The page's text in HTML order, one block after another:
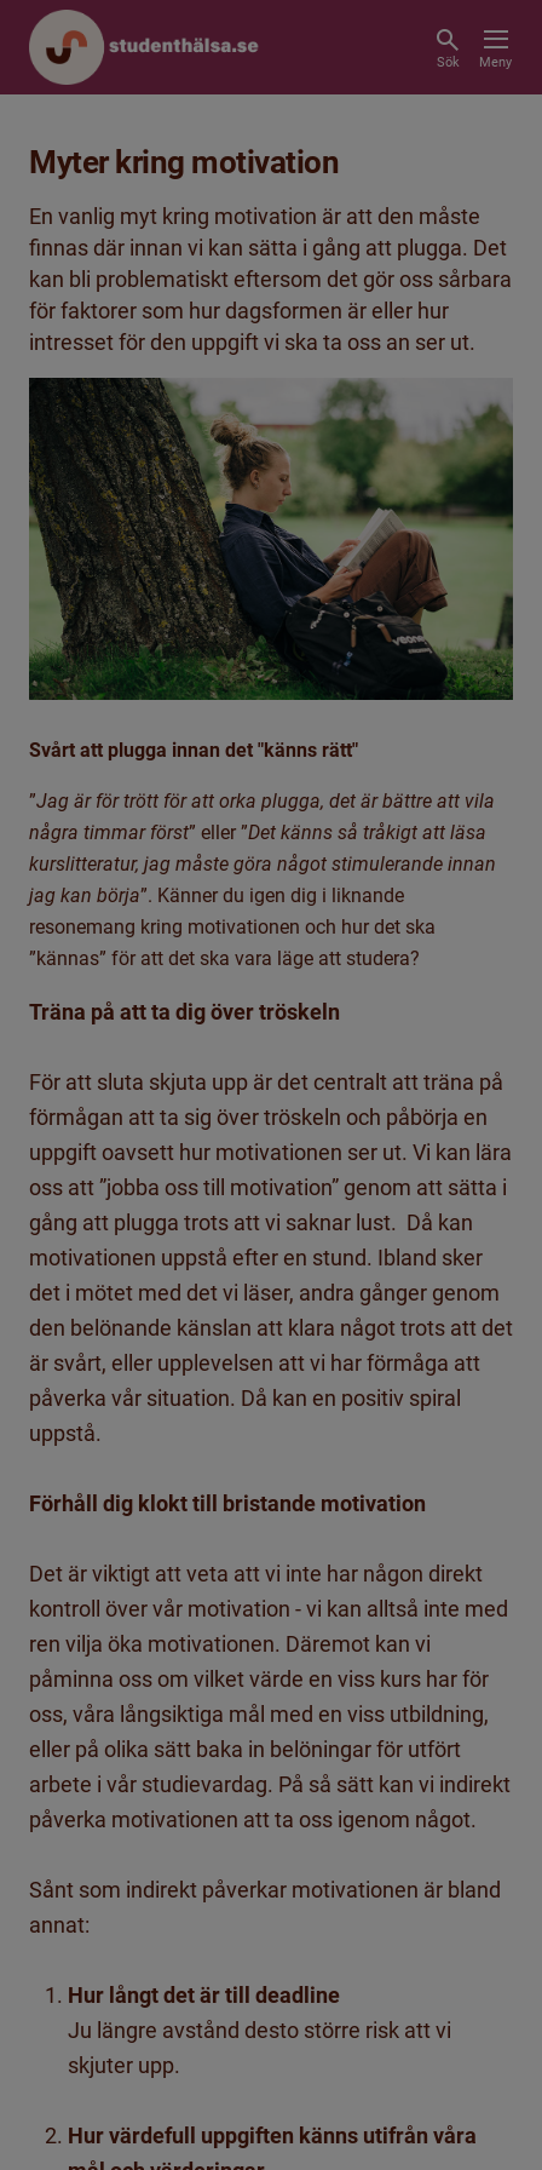
Sök Meny
Myter kring motivation
En vanlig myt kring motivation är att den måste
finnas där innan vi kan sätta i gång att plugga. Det
kan bli problematiskt eftersom det gör oss sårbara
för faktorer som hur dagsformen är eller hur
intresset för den uppgift vi ska ta oss an ser ut.
Svårt att plugga innan det "känns rätt"
”Jag är för trött för att orka plugga, det är bättre att vila
några timmar först” eller ”Det känns så tråkigt att läsa
kurslitteratur, jag måste göra något stimulerande innan
jag kan börja”. Känner du igen dig i liknande
resonemang kring motivationen och hur det ska
”kännas” för att det ska vara läge att studera?
Träna på att ta dig över tröskeln
För att sluta skjuta upp är det centralt att träna på
förmågan att ta sig över tröskeln och påbörja en
uppgift oavsett hur motivationen ser ut. Vi kan lära
oss att ”jobba oss till motivation” genom att sätta i
gång att plugga trots att vi saknar lust. Då kan
motivationen uppstå efter en stund. Ibland sker
det i mötet med det vi läser, andra gånger genom
den belönande känslan att klara något trots att det
är svårt, eller upplevelsen att vi har förmåga att
påverka vår situation. Då kan en positiv spiral
uppstå.
Förhåll dig klokt till bristande motivation
Det är viktigt att veta att vi inte har någon direkt
kontroll över vår motivation - vi kan alltså inte med
ren vilja öka motivationen. Däremot kan vi
påminna oss om vilket värde en viss kurs har för
oss, våra långsiktiga mål med en viss utbildning,
eller på olika sätt baka in belöningar för utfört
arbete i vår studievardag. På så sätt kan vi indirekt
påverka motivationen att ta oss igenom något.
Sånt som indirekt påverkar motivationen är bland
annat:
Hur långt det är till deadline
Ju längre avstånd desto större risk att vi
skjuter upp.
Hur värdefull uppgiften känns utifrån våra